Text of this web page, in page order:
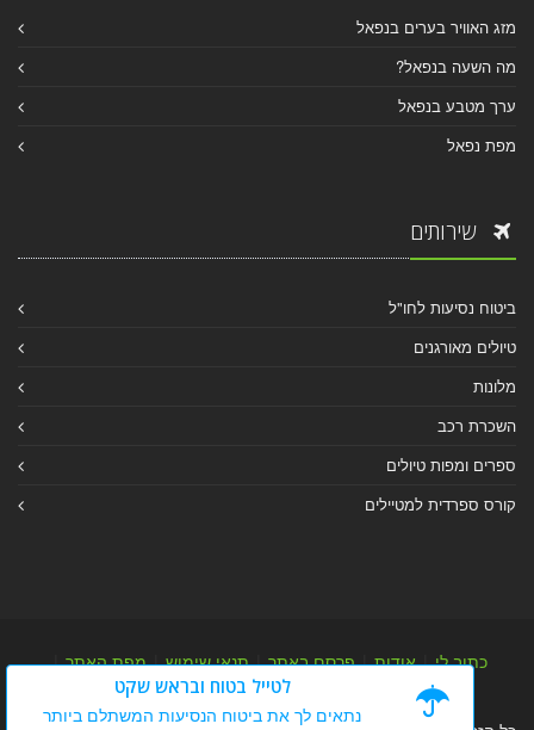
מזג האוויר בערים בנפאל
מה השעה בנפאל?
ערך מטבע בנפאל
מפת נפאל
שירותים
ביטוח נסיעות לחו"ל
טיולים מאורגנים
מלונות
השכרת רכב
ספרים ומפות טיולים
קורס ספרדית למטיילים
כתוב לי|אודות|פרסם באתר|תנאי שימוש|מפת האתר|
מפת אלבום|מפת מאמרי מידע
לטייל בטוח ובראש שקט
נתאים לך את ביטוח הנסיעות המשתלם ביותר